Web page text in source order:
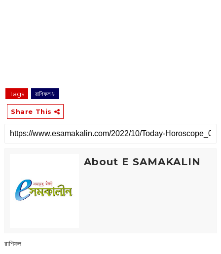
Tags রাশিফল#
Share This
About E SAMAKALIN
রাশিফল